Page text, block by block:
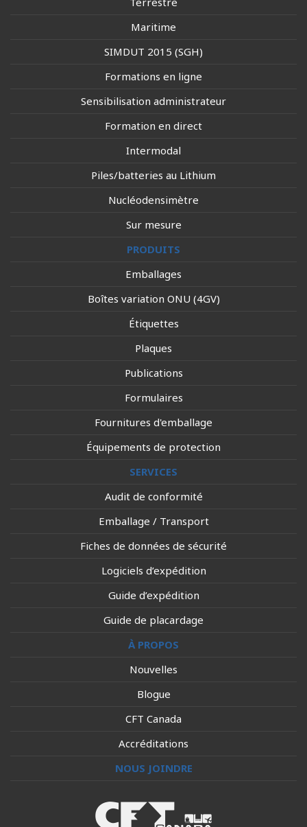
Maritime
SIMDUT 2015 (SGH)
Formations en ligne
Sensibilisation administrateur
Formation en direct
Intermodal
Piles/batteries au Lithium
Nucléodensimètre
Sur mesure
PRODUITS
Emballages
Boîtes variation ONU (4GV)
Étiquettes
Plaques
Publications
Formulaires
Fournitures d'emballage
Équipements de protection
SERVICES
Audit de conformité
Emballage / Transport
Fiches de données de sécurité
Logiciels d’expédition
Guide d’expédition
Guide de placardage
À PROPOS
Nouvelles
Blogue
CFT Canada
Accréditations
NOUS JOINDRE